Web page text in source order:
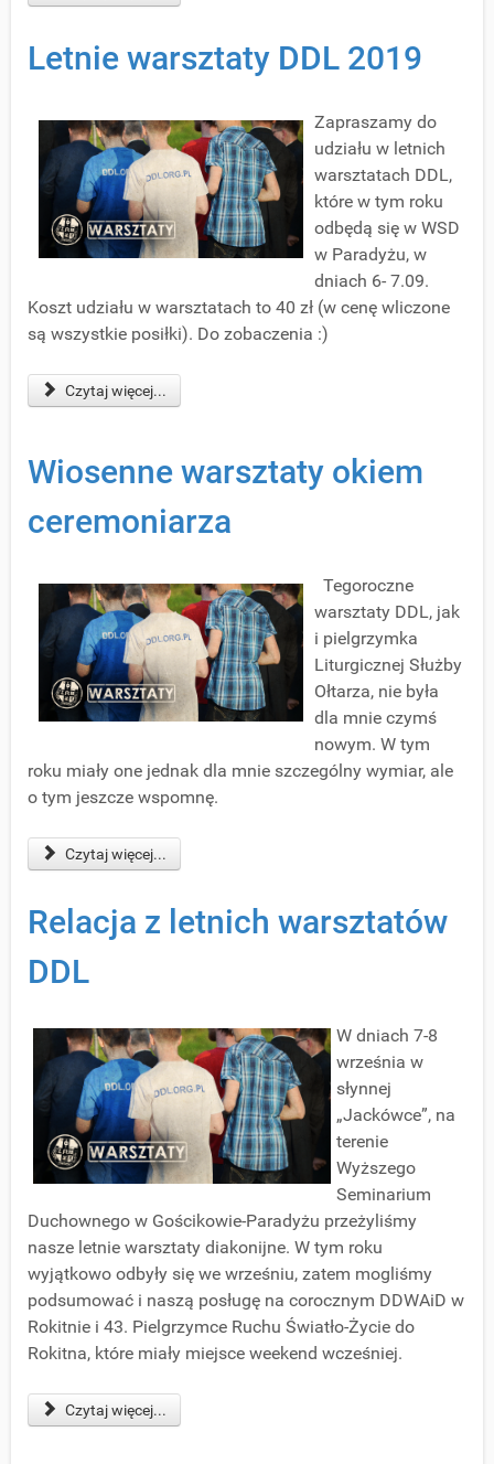
Letnie warsztaty DDL 2019
Zapraszamy do
udziału w letnich
warsztatach DDL,
które w tym roku
odbędą się w WSD
w Paradyżu, w
dniach 6- 7.09.
Koszt udziału w warsztatach to 40 zł (w cenę wliczone
są wszystkie posiłki). Do zobaczenia :)
Czytaj więcej...
Wiosenne warsztaty okiem
ceremoniarza
Tegoroczne
warsztaty DDL, jak
i pielgrzymka
Liturgicznej Służby
Ołtarza, nie była
dla mnie czymś
nowym. W tym
roku miały one jednak dla mnie szczególny wymiar, ale
o tym jeszcze wspomnę.
Czytaj więcej...
Relacja z letnich warsztatów
DDL
W dniach 7-8
września w
słynnej
„Jackówce”, na
terenie
Wyższego
Seminarium
Duchownego w Gościkowie-Paradyżu przeżyliśmy
nasze letnie warsztaty diakonijne. W tym roku
wyjątkowo odbyły się we wrześniu, zatem mogliśmy
podsumować i naszą posługę na corocznym DDWAiD w
Rokitnie i 43. Pielgrzymce Ruchu Światło-Życie do
Rokitna, które miały miejsce weekend wcześniej.
Czytaj więcej...